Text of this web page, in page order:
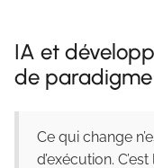
IA et
de paradigme
Ce qui change
d’exécution.